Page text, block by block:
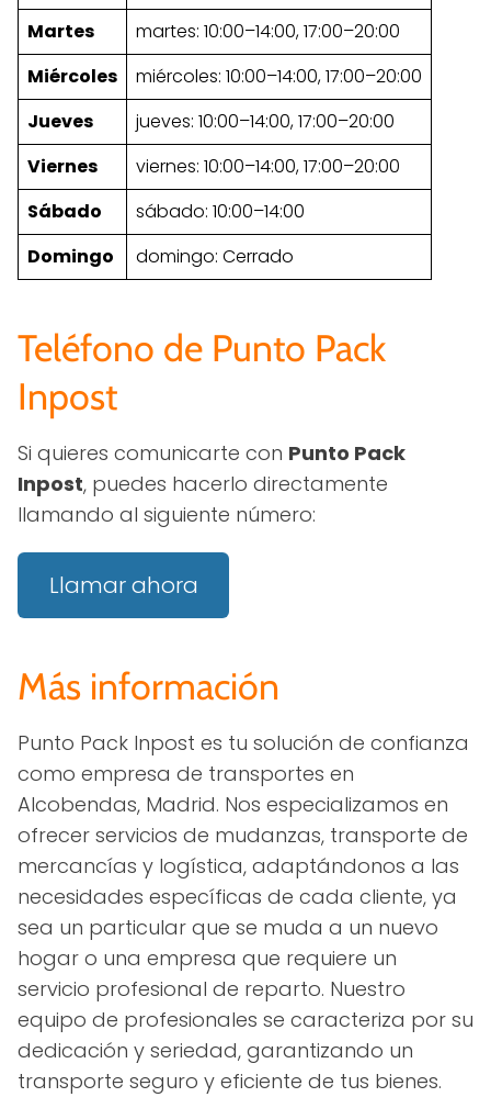
Martes
martes: 10:00–14:00, 17:00–20:00
Miércoles
miércoles: 10:00–14:00, 17:00–20:00
Jueves
jueves: 10:00–14:00, 17:00–20:00
Viernes
viernes: 10:00–14:00, 17:00–20:00
Sábado
sábado: 10:00–14:00
Domingo
domingo: Cerrado
Teléfono de Punto Pack
Inpost
Si quieres comunicarte con Punto Pack
Inpost, puedes hacerlo directamente
llamando al siguiente número:
Llamar ahora
Más información
Punto Pack Inpost es tu solución de confianza
como empresa de transportes en
Alcobendas, Madrid. Nos especializamos en
ofrecer servicios de mudanzas, transporte de
mercancías y logística, adaptándonos a las
necesidades específicas de cada cliente, ya
sea un particular que se muda a un nuevo
hogar o una empresa que requiere un
servicio profesional de reparto. Nuestro
equipo de profesionales se caracteriza por su
dedicación y seriedad, garantizando un
transporte seguro y eficiente de tus bienes.